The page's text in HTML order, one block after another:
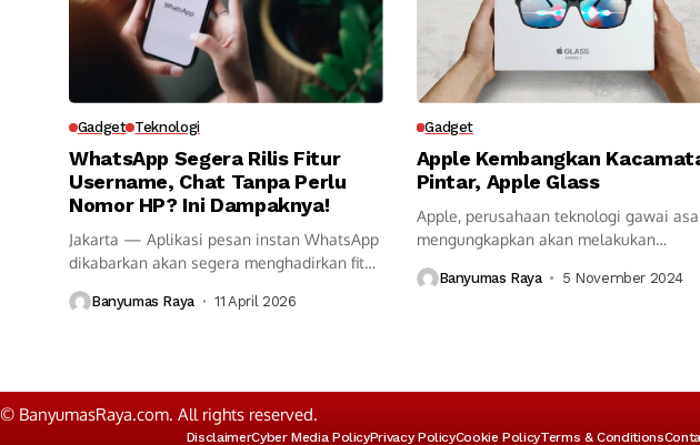
Gadget Teknologi
WhatsApp Segera Rilis Fitur
Username, Chat Tanpa Perlu
Nomor HP? Ini Dampaknya!
Jakarta — Aplikasi pesan instan WhatsApp
dikabarkan akan segera menghadirkan fitur
Banyumas Raya 11 April 2026
Gadget
Apple Kembangkan
Pintar, Apple Glass
Apple, perusahaan teknologi gawai
mengungkapkan akan melakukan
Banyumas Raya 5 November 2024
© BanyumasRaya.com. All rights reserved.
DisclaimerCyber Media PolicyPrivacy PolicyCookie PolicyTerms & Conditions